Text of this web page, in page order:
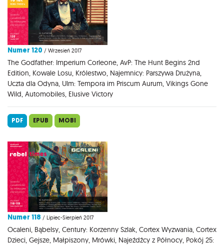
Numer 120 / Wrzesień 2017
The Godfather: Imperium Corleone, AvP: The Hunt Begins 2nd
Edition, Kowale Losu, Królestwo, Najemnicy: Parszywa Drużyna,
Uczta dla Odyna, Ulm: Tempora im Priscum Aurum, Vikings Gone
Wild, Automobiles, Elusive Victory
PDF EPUB MOBI
Numer 118 / Lipiec-Sierpień 2017
Ocaleni, Bąbelsy, Century: Korzenny Szlak, Cortex Wyzwania, Cortex
Dzieci, Gejsze, Małpiszony, Mrówki, Najeźdźcy z Północy, Pokój 25: